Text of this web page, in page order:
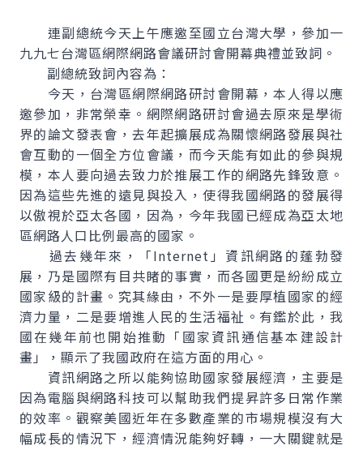
連副總統今天上午應邀至國立台灣大學，參加一
九九七台灣區網際網路會議研討會開幕典禮並致詞。
副總統致詞內容為：
今天，台灣區網際網路研討會開幕，本人得以應
邀參加，非常榮幸。網際網路研討會過去原來是學術
界的論文發表會，去年起擴展成為關懷網路發展與社
會互動的一個全方位會議，而今天能有如此的參與規
模，本人要向過去致力於推展工作的網路先鋒致意。
因為這些先進的遠見與投入，使得我國網路的發展得
以傲視於亞太各國，因為，今年我國已經成為亞太地
區網路人口比例最高的國家。
過去幾年來，「Internet」資訊網路的蓬勃發
展，乃是國際有目共睹的事實，而各國更是紛紛成立
國家級的計畫。究其緣由，不外一是要厚植國家的經
濟力量，二是要增進人民的生活福祉。有鑑於此，我
國在幾年前也開始推動「國家資訊通信基本建設計
畫」，顯示了我國政府在這方面的用心。
資訊網路之所以能夠協助國家發展經濟，主要是
因為電腦與網路科技可以幫助我們提昇許多日常作業
的效率。觀察美國近年在多數產業的市場規模沒有大
幅成長的情況下，經濟情況能夠好轉，一大關鍵就是